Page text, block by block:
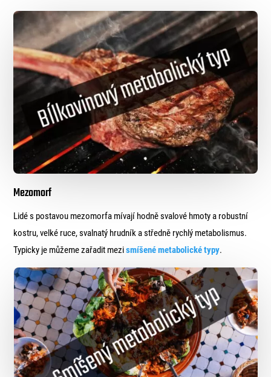
Mezomorf
Lidé s postavou mezomorfa mívají hodně svalové hmoty a robustní
kostru, velké ruce, svalnatý hrudník a středně rychlý metabolismus.
Typicky je můžeme zařadit mezismíšené metabolické typy.